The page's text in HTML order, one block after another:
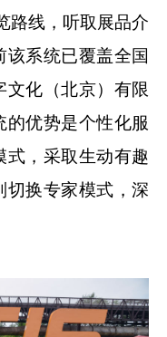
线，听取展品介
系统已覆盖全国
文化（北京）有限
的优势是个性化服
式，采取生动有趣
切换专家模式，深